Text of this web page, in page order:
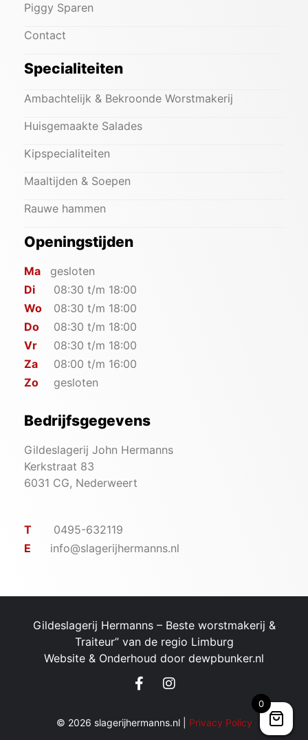
Piggy Sparen
Contact
Specialiteiten
Ambachtelijk & Bekroonde Worstmakerij
Huisgemaakte Salades
Kipspecialiteiten
Maaltijden & Soepen
Rauwe hammen
Openingstijden
Ma
gesloten
Di
08:30 t/m 18:00
Wo
08:30 t/m 18:00
Do
08:30 t/m 18:00
Vr
08:30 t/m 18:00
Za
08:00 t/m 16:00
Zo
gesloten
Bedrijfsgegevens
Gildeslagerij John Hermanns
Kerkstraat 83
6031 CG, Nederweert
T
0495-632119
E
info@slagerijhermanns.nl
Gildeslagerij Hermanns – ​Beste worstmakerij &
Traiteur” van de regio Limburg
Website & Onderhoud door dewpbunker.nl
© 2026 slagerijhermanns.nl | Privacy Policy
0